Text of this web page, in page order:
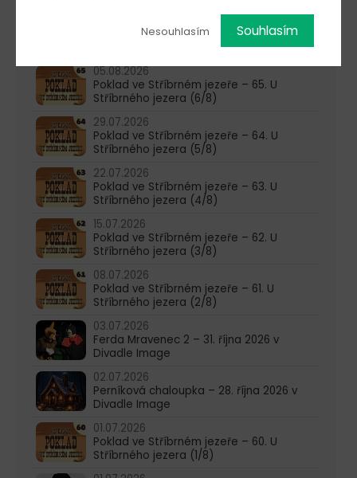
pondělí-čtvrtek: 10:00-16:00
05.08.2026
Poklad ve Stříbrném jezeře – 65. U
Stříbrného jezera (6/8)
29.07.2026
Poklad ve Stříbrném jezeře – 64. U
Stříbrného jezera (5/8)
22.07.2026
Poklad ve Stříbrném jezeře – 63. U
Stříbrného jezera (4/8)
15.07.2026
Poklad ve Stříbrném jezeře – 62. U
Stříbrného jezera (3/8)
08.07.2026
Poklad ve Stříbrném jezeře – 61. U
Stříbrného jezera (2/8)
03.07.2026
Ferda Mravenec 2 – 31. října 2026 v
Divadle Image
02.07.2026
Perníková chaloupka – 28. října 2026 v
Divadle Image
01.07.2026
Poklad ve Stříbrném jezeře – 60. U
Stříbrného jezera (1/8)
Nesouhlasím Souhlasím